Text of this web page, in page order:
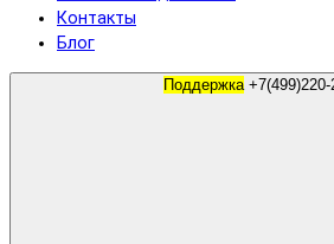
Контакты
Блог
Поддержка